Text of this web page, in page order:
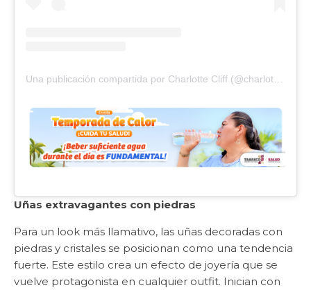
Una publicación compartida por Charlotte Cliff (@charlotteellennails)
Uñas extravagantes con piedras
Para un look más llamativo, las uñas decoradas con
piedras y cristales se posicionan como una tendencia
fuerte. Este estilo crea un efecto de joyería que se
vuelve protagonista en cualquier outfit. Inician con